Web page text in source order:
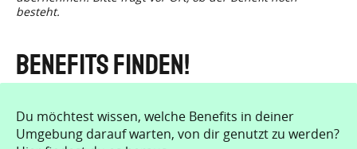
besteht.
Benefits finden!
Du möchtest wissen, welche Benefits in deiner
Umgebung darauf warten, von dir genutzt zu werden?